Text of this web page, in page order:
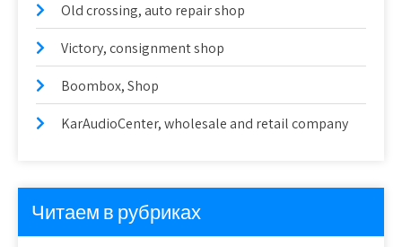
Old crossing, auto repair shop
Victory, consignment shop
Boombox, Shop
KarAudioCenter, wholesale and retail company
Читаем в рубриках